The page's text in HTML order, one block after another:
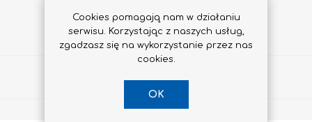
Cookies pomagają nam w działaniu
serwisu. Korzystając z naszych usług,
zgadzasz się na wykorzystanie przez nas
cookies.
OK